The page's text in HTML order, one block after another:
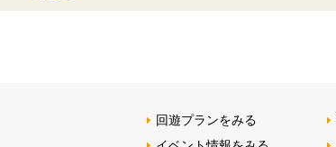
回遊プランをみる